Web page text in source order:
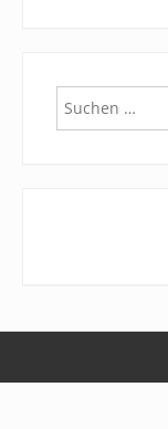
Suchen
nach: